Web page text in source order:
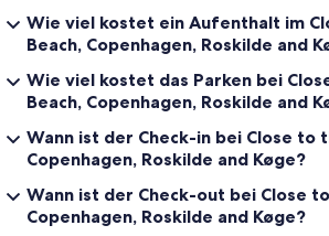
Wie viel kostet ein Aufenthalt im
Beach, Copenhagen, Roskilde and
Wie viel kostet das Parken bei
Beach, Copenhagen, Roskilde and
Wann ist der Check-in bei Close to
Copenhagen, Roskilde and Køge?
Wann ist der Check-out bei Close
Copenhagen, Roskilde and Køge?